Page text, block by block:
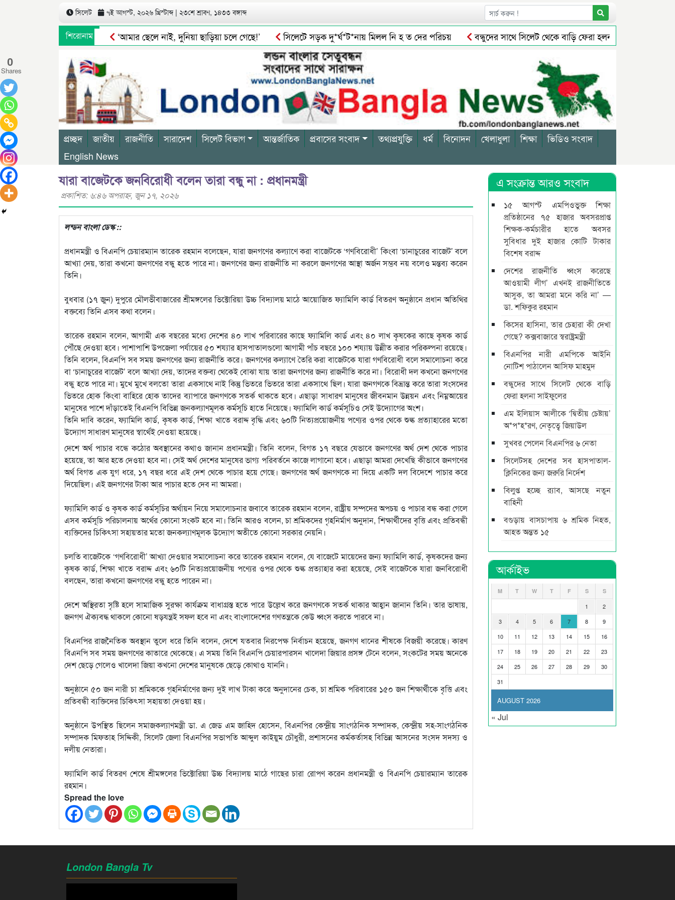
সিলেট ৭ই আগস্ট, ২০২৬ খ্রিস্টাব্দ | ২৩শে শ্রাবণ, ১৪৩৩ বঙ্গাব্দ
শিরোনাম ‘আমার ছেলে নাই, দুনিয়া ছাড়িয়া চলে গেছে!’ সিলেটে সড়ক দু*র্ঘ*ট*নায় মিলল নি হ ত দের পরিচয় বন্ধুদের সাথে সিলেট থেকে বাড়ি ফেরা হলনা সাইফুলের
স্থানীয় সরকার নির্বাচন পাঁচ ধাপে করতে চায় বিএনপি
৪০ দিন জামাতে নামাজ ৩২ শিশু-কিশোরদের ২ লাখ টাকা পুরস্কৃত করলেন আব্দুল আজিজ মাসুক
প্রচ্ছদ জাতীয় রাজনীতি সারাদেশ সিলেট বিভাগ আন্তর্জাতিক প্রবাসের সংবাদ তথ্যপ্রযুক্তি ধর্ম বিনোদন খেলাধুলা শিক্ষা
ভিডিও সংবাদ
English News
যারা বাজেটকে জনবিরোধী বলেন তারা বন্ধু না : প্রধানমন্ত্রী
প্রকাশিত: ৬:৪৬ অপরাহ্ণ, জুন ১৭, ২০২৬
লন্ডন বাংলা ডেস্ক ::
প্রধানমন্ত্রী ও বিএনপি চেয়ারম্যান তারেক রহমান বলেছেন, যারা জনগণের কল্যাণে করা বাজেটকে ‘গণবিরোধী’ কিংবা ‘চানাচুরের বাজেট’ বলে
আখ্যা দেয়, তারা কখনো জনগণের বন্ধু হতে পারে না। জনগণের জন্য রাজনীতি না করলে জনগণের আস্থা অর্জন সম্ভব নয় বলেও মন্তব্য করেন
তিনি।
বুধবার (১৭ জুন) দুপুরে মৌলভীবাজারের শ্রীমঙ্গলের ভিক্টোরিয়া উচ্চ বিদ্যালয় মাঠে আয়োজিত ফ্যামিলি কার্ড বিতরণ অনুষ্ঠানে প্রধান অতিথির
বক্তব্যে তিনি এসব কথা বলেন।
তারেক রহমান বলেন, আগামী এক বছরের মধ্যে দেশের ৪০ লাখ পরিবারের কাছে ফ্যামিলি কার্ড এবং ৪০ লাখ কৃষকের কাছে কৃষক কার্ড
পৌঁছে দেওয়া হবে। পাশাপাশি উপজেলা পর্যায়ের ৫০ শয্যার হাসপাতালগুলো আগামী পাঁচ বছরে ১০০ শয্যায় উন্নীত করার পরিকল্পনা রয়েছে।
তিনি বলেন, বিএনপি সব সময় জনগণের জন্য রাজনীতি করে। জনগণের কল্যাণে তৈরি করা বাজেটকে যারা গণবিরোধী বলে সমালোচনা করে
বা ‘চানাচুরের বাজেট’ বলে আখ্যা দেয়, তাদের বক্তব্য থেকেই বোঝা যায় তারা জনগণের জন্য রাজনীতি করে না। বিরোধী দল কখনো জনগণের
বন্ধু হতে পারে না। মুখে মুখে বলতো তারা একসাথে নাই কিন্তু ভিতরে ভিতরে তারা একসাথে ছিল। যারা জনগণকে বিভ্রান্ত করে তারা সংসদের
ভিতরে হোক কিংবা বাহিরে হোক তাদের ব্যাপারে জনগণকে সতর্ক থাকতে হবে। এছাড়া সাধারণ মানুষের জীবনমান উন্নয়ন এবং নিম্নআয়ের
মানুষের পাশে দাঁড়াতেই বিএনপি বিভিন্ন জনকল্যাণমূলক কর্মসূচি হাতে নিয়েছে। ফ্যামিলি কার্ড কর্মসূচিও সেই উদ্যোগের অংশ।
তিনি দাবি করেন, ফ্যামিলি কার্ড, কৃষক কার্ড, শিক্ষা খাতে বরাদ্দ বৃদ্ধি এবং ৬০টি নিত্যপ্রয়োজনীয় পণ্যের ওপর থেকে শুল্ক প্রত্যাহারের মতো
উদ্যোগ সাধারণ মানুষের স্বার্থেই নেওয়া হয়েছে।
দেশে অর্থ পাচার বন্ধে কঠোর অবস্থানের কথাও জানান প্রধানমন্ত্রী। তিনি বলেন, বিগত ১৭ বছরে যেভাবে জনগণের অর্থ দেশ থেকে পাচার
হয়েছে, তা আর হতে দেওয়া হবে না। সেই অর্থ দেশের মানুষের ভাগ্য পরিবর্তনে কাজে লাগানো হবে। এছাড়া আমরা দেখেছি কীভাবে জনগণের
অর্থ বিগত এক যুগ ধরে, ১৭ বছর ধরে এই দেশ থেকে পাচার হয়ে গেছে। জনগণের অর্থ জনগণকে না দিয়ে একটি দল বিদেশে পাচার করে
দিয়েছিল। এই জনগণের টাকা আর পাচার হতে দেব না আমরা।
ফ্যামিলি কার্ড ও কৃষক কার্ড কর্মসূচির অর্থায়ন নিয়ে সমালোচনার জবাবে তারেক রহমান বলেন, রাষ্ট্রীয় সম্পদের অপচয় ও পাচার বন্ধ করা গেলে
এসব কর্মসূচি পরিচালনায় অর্থের কোনো সংকট হবে না। তিনি আরও বলেন, চা শ্রমিকদের গৃহনির্মাণ অনুদান, শিক্ষার্থীদের বৃত্তি এবং প্রতিবন্ধী
ব্যক্তিদের চিকিৎসা সহায়তার মতো জনকল্যাণমূলক উদ্যোগ অতীতে কোনো সরকার নেয়নি।
চলতি বাজেটকে ‘গণবিরোধী’ আখ্যা দেওয়ার সমালোচনা করে তারেক রহমান বলেন, যে বাজেটে মায়েদের জন্য ফ্যামিলি কার্ড, কৃষকদের জন্য
কৃষক কার্ড, শিক্ষা খাতে বরাদ্দ এবং ৬০টি নিত্যপ্রয়োজনীয় পণ্যের ওপর থেকে শুল্ক প্রত্যাহার করা হয়েছে, সেই বাজেটকে যারা জনবিরোধী
বলছেন, তারা কখনো জনগণের বন্ধু হতে পারেন না।
দেশে অস্থিরতা সৃষ্টি হলে সামাজিক সুরক্ষা কার্যক্রম বাধাগ্রস্ত হতে পারে উল্লেখ করে জনগণকে সতর্ক থাকার আহ্বান জানান তিনি। তার ভাষায়,
জনগণ ঐক্যবদ্ধ থাকলে কোনো ষড়যন্ত্রই সফল হবে না এবং বাংলাদেশের গণতন্ত্রকে কেউ ধ্বংস করতে পারবে না।
বিএনপির রাজনৈতিক অবস্থান তুলে ধরে তিনি বলেন, দেশে যতবার নিরপেক্ষ নির্বাচন হয়েছে, জনগণ ধানের শীষকে বিজয়ী করেছে। কারণ
বিএনপি সব সময় জনগণের কাতারে থেকেছে। এ সময় তিনি বিএনপি চেয়ারপারসন খালেদা জিয়ার প্রসঙ্গ টেনে বলেন, সংকটের সময় অনেকে
দেশ ছেড়ে গেলেও খালেদা জিয়া কখনো দেশের মানুষকে ছেড়ে কোথাও যাননি।
অনুষ্ঠানে ৫০ জন নারী চা শ্রমিককে গৃহনির্মাণের জন্য দুই লাখ টাকা করে অনুদানের চেক, চা শ্রমিক পরিবারের ১৫০ জন শিক্ষার্থীকে বৃত্তি এবং
প্রতিবন্ধী ব্যক্তিদের চিকিৎসা সহায়তা দেওয়া হয়।
অনুষ্ঠানে উপস্থিত ছিলেন সমাজকল্যাণমন্ত্রী ডা. এ জেড এম জাহিদ হোসেন, বিএনপির কেন্দ্রীয় সাংগঠনিক সম্পাদক, কেন্দ্রীয় সহ-সাংগঠনিক
সম্পাদক মিফতাহ সিদ্দিকী, সিলেট জেলা বিএনপির সভাপতি আব্দুল কাইয়ুম চৌধুরী, প্রশাসনের কর্মকর্তাসহ বিভিন্ন আসনের সংসদ সদস্য ও
দলীয় নেতারা।
ফ্যামিলি কার্ড বিতরণ শেষে শ্রীমঙ্গলের ভিক্টোরিয়া উচ্চ বিদ্যালয় মাঠে গাছের চারা রোপণ করেন প্রধানমন্ত্রী ও বিএনপি চেয়ারম্যান তারেক
রহমান।
Spread the love
0
Shares
এ সংক্রান্ত আরও সংবাদ
১৫ আগস্ট এমপিওভুক্ত শিক্ষা
প্রতিষ্ঠানের ৭৫ হাজার অবসরপ্রাপ্ত
শিক্ষক-কর্মচারীর হাতে অবসর
সুবিধার দুই হাজার কোটি টাকার
বিশেষ বরাদ্দ
দেশের রাজনীতি ধ্বংস করেছে
আওয়ামী লীগ’ এখনই রাজনীতিতে
আসুক, তা আমরা মনে করি না’ —
ডা. শফিকুর রহমান
কিসের হাসিনা, তার চেহারা কী দেখা
গেছে? কক্সবাজারে স্বরাষ্ট্রমন্ত্রী
বিএনপির নারী এমপিকে আইনি
নোটিশ পাঠালেন আসিফ মাহমুদ
বন্ধুদের সাথে সিলেট থেকে বাড়ি
ফেরা হলনা সাইফুলের
এম ইলিয়াস আলীকে ‘দ্বিতীয় চেষ্টায়’
অ*প*হ*রণ, নেতৃত্বে জিয়াউল
সুখবর পেলেন বিএনপির ৬ নেতা
সিলেটসহ দেশের সব হাসপাতাল-
ক্লিনিকের জন্য জরুরি নির্দেশ
বিলুপ্ত হচ্ছে র‍্যাব, আসছে নতুন
বাহিনী
বগুড়ায় বাসচাপায় ৬ শ্রমিক নিহত,
আহত অন্তত ১৫
আর্কাইভ
AUGUST 2026
M T W T F S S
1
2
3
4 5 6 7 8
9
10
11 12 13 14 15
16
17
18 19 20 21 22
23
24
25 26 27 28 29
30
31
« Jul
London Bangla Tv